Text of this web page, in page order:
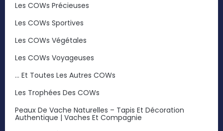
Les COWs Précieuses
Les COWs Sportives
Les COWs Végétales
Les COWs Voyageuses
… Et Toutes Les Autres COWs
Les Trophées Des COWs
Peaux De Vache Naturelles – Tapis Et Décoration
Authentique | Vaches Et Compagnie